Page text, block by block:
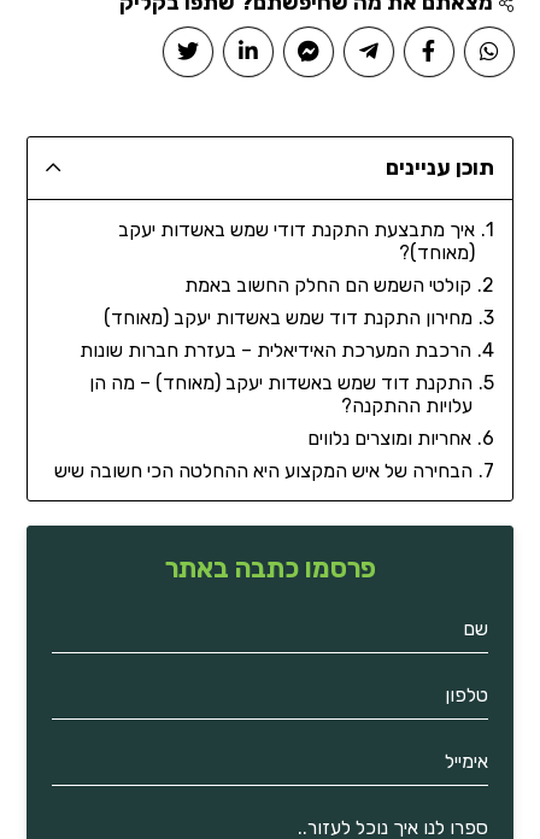
תוכן עניינים
איך מתבצעת התקנת דודי שמש באשדות יעקב
(מאוחד)?
קולטי השמש הם החלק החשוב באמת
מחירון התקנת דוד שמש באשדות יעקב (מאוחד)
הרכבת המערכת האידיאלית – בעזרת חברות שונות
התקנת דוד שמש באשדות יעקב (מאוחד) – מה הן
עלויות ההתקנה?
אחריות ומוצרים נלווים
הבחירה של איש המקצוע היא ההחלטה הכי חשובה שיש
פרסמו כתבה באתר